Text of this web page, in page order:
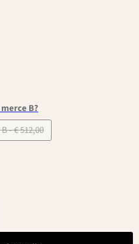
B?
Qualita B - € 512,00